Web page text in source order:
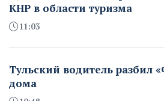
КНР в области туризма
11:03
Тульский водитель разбил
дома